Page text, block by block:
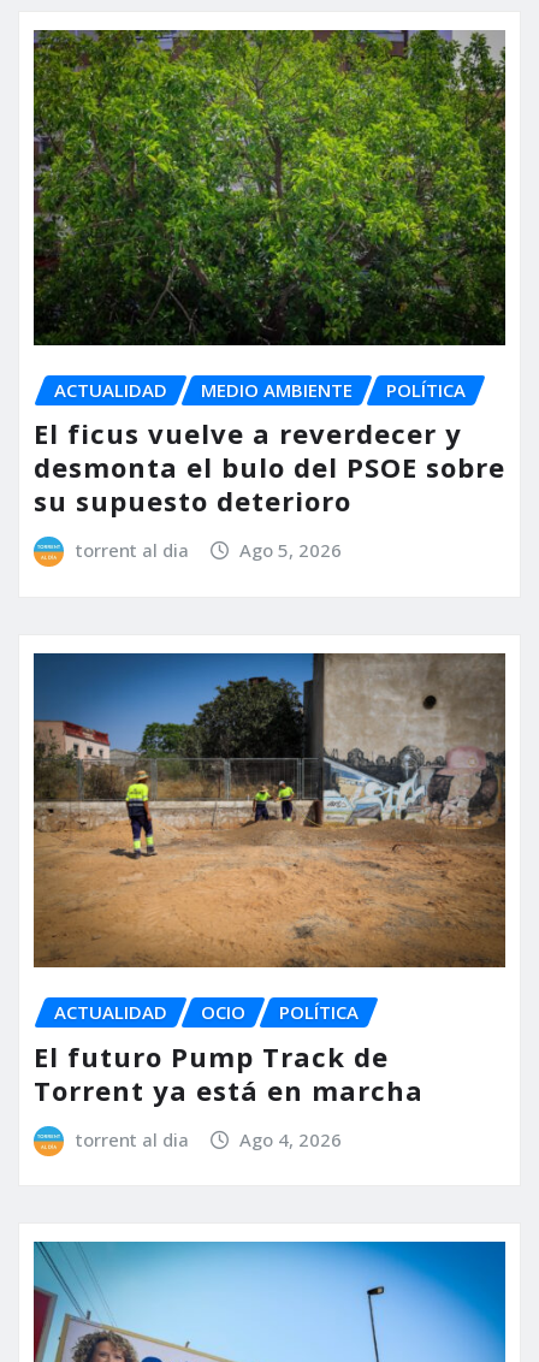
ACTUALIDAD MEDIO AMBIENTE POLÍTICA
El ficus vuelve a reverdecer y
desmonta el bulo del PSOE sobre
su supuesto deterioro
torrent al dia Ago 5, 2026
ACTUALIDAD OCIO POLÍTICA
El futuro Pump Track de
Torrent ya está en marcha
torrent al dia Ago 4, 2026